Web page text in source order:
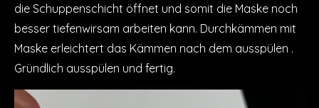
die Schuppenschicht öffnet und somit die Maske noch
besser tiefenwirsam arbeiten kann. Durchkämmen mit
Maske erleichtert das Kämmen nach dem ausspülen .
Gründlich ausspülen und fertig.